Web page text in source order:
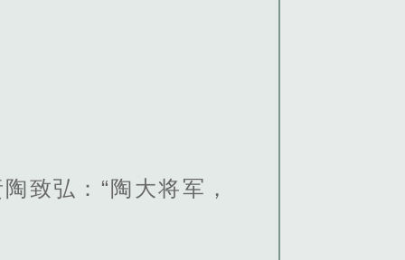
致弘：“陶大将军，